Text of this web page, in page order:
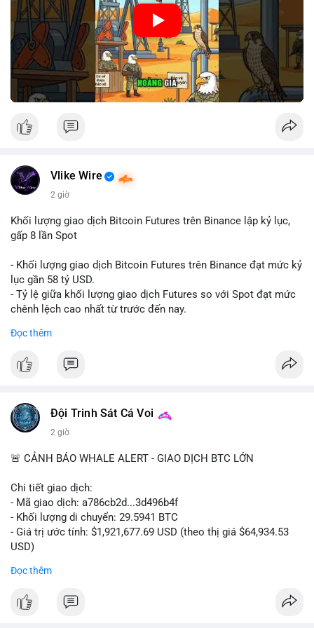
🎥 Xem video trực tiếp tại:
Nguồn: Cú Thông Thái
Vlike Wire
2 giờ
Khối lượng giao dịch Bitcoin Futures trên Binance lập kỷ lục,
gấp 8 lần Spot
- Khối lượng giao dịch Bitcoin Futures trên Binance đạt mức kỷ
lục gần 58 tỷ USD.
- Tỷ lệ giữa khối lượng giao dịch Futures so với Spot đạt mức
chênh lệch cao nhất từ trước đến nay.
dịch Spot.
#binance #btc
#vlikevn #titanbot
📰 Nguồn: Cointelegraph
Đọc thêm
Đội Trinh Sát Cá Voi
2 giờ
🚨 CẢNH BÁO WHALE ALERT - GIAO DỊCH BTC LỚN
Chi tiết giao dịch:
- Mã giao dịch: a786cb2d...3d496b4f
- Khối lượng di chuyển: 29.5941 BTC
- Giá trị ước tính: $1,921,677.69 USD (theo thị giá $64,934.53
USD)
USD được thực hiện trong một khối chưa xác nhận cho thấy
Đọc thêm